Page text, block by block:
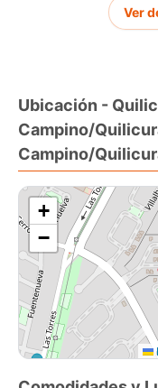
un lugar residencial,
verdes amplios, en
Estación de Metro Los
Norte de Huechuraba.
aproximadamente
Ver
Ubicación -
Campino/
Campino/
+
−